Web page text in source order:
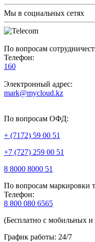
Мы в социальных сетях
По вопросам
Телефон:
160
Электронный адрес:
mark@mycloud.kz
По вопросам ОФД:
+ (7172) 59 00 51
+7 (727) 259 00 51
8 8000 8000 51
По вопросам маркировки
Телефон:
8 800 080 6565
(Бесплатно с мобильных
График работы: 24/7